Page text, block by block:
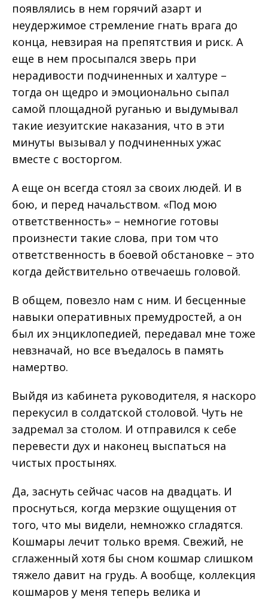
появлялись в нем горячий азарт и
неудержимое стремление гнать врага до
конца, невзирая на препятствия и риск. А
еще в нем просыпался зверь при
нерадивости подчиненных и халтуре –
тогда он щедро и эмоционально сыпал
самой площадной руганью и выдумывал
такие иезуитские наказания, что в эти
минуты вызывал у подчиненных ужас
вместе с восторгом.
А еще он всегда стоял за своих людей. И в
бою, и перед начальством. «Под мою
ответственность» – немногие готовы
произнести такие слова, при том что
ответственность в боевой обстановке – это
когда действительно отвечаешь головой.
В общем, повезло нам с ним. И бесценные
навыки оперативных премудростей, а он
был их энциклопедией, передавал мне тоже
невзначай, но все въедалось в память
намертво.
Выйдя из кабинета руководителя, я наскоро
перекусил в солдатской столовой. Чуть не
задремал за столом. И отправился к себе
перевести дух и наконец выспаться на
чистых простынях.
Да, заснуть сейчас часов на двадцать. И
проснуться, когда мерзкие ощущения от
того, что мы видели, немножко сгладятся.
Кошмары лечит только время. Свежий, не
сглаженный хотя бы сном кошмар слишком
тяжело давит на грудь. А вообще, коллекция
кошмаров у меня теперь велика и